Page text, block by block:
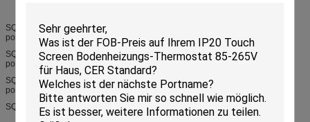
SQA15 2weg, DN15 (15mm), 3-polig; SQA15-3 Dreiwege, DN15 (15mm), 3-
polig
SQA20 2weg, DN20 (20mm), 3-polig; SQA20-3 Dreiwege, DN20 (20mm), 3-
polig
SQA25 2weg, DN25 (25mm), 3-polig; SQA25-3 Dreiwege, DN25 (25mm), 3-
polig
SQA25 2weg, DN32 (32mm), 3-polig;